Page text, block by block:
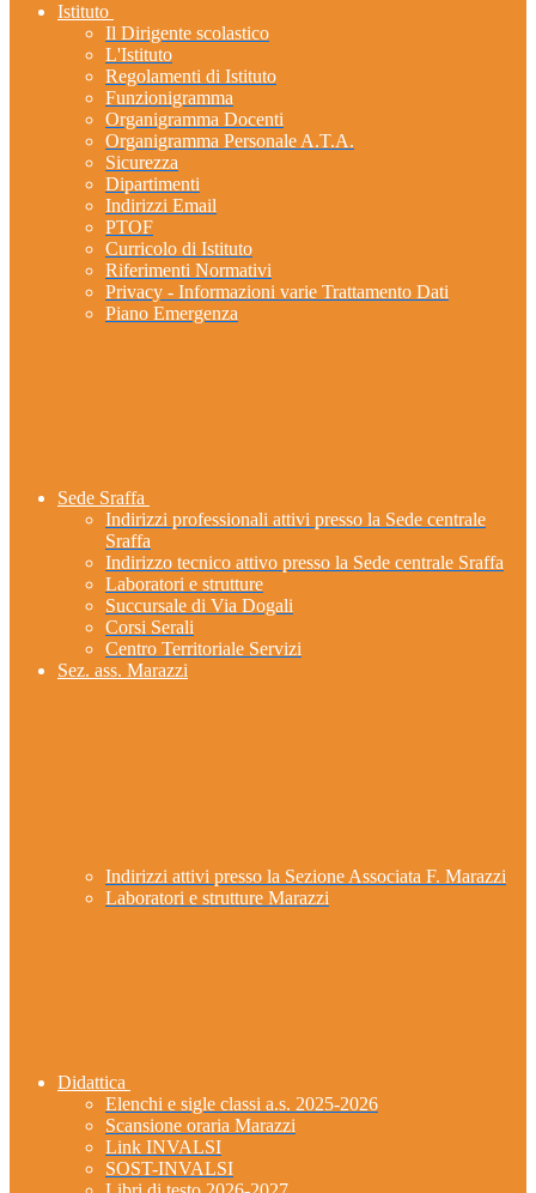
Istituto
Il Dirigente scolastico
L'Istituto
Regolamenti di Istituto
Funzionigramma
Organigramma Docenti
Organigramma Personale A.T.A.
Sicurezza
Dipartimenti
Indirizzi Email
PTOF
Curricolo di Istituto
Riferimenti Normativi
Privacy - Informazioni varie Trattamento Dati
Piano Emergenza
Sede Sraffa
Indirizzi professionali attivi presso la Sede centrale
Sraffa
Indirizzo tecnico attivo presso la Sede centrale Sraffa
Laboratori e strutture
Succursale di Via Dogali
Corsi Serali
Centro Territoriale Servizi
Sez. ass. Marazzi
Indirizzi attivi presso la Sezione Associata F. Marazzi
Laboratori e strutture Marazzi
Didattica
Elenchi e sigle classi a.s. 2025-2026
Scansione oraria Marazzi
Link INVALSI
SOST-INVALSI